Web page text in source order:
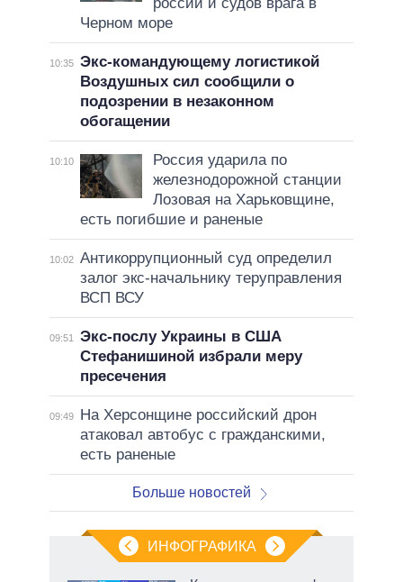
Черном море
10:35 Экс-командующему логистикой
Воздушных сил сообщили о
подозрении в незаконном
обогащении
10:10
Россия ударила по
железнодорожной станции
Лозовая на Харьковщине,
есть погибшие и раненые
10:02 Антикоррупционный суд определил
залог экс-начальнику теруправления
ВСП ВСУ
09:51
Экс-послу Украины в США
Стефанишиной избрали меру
пресечения
09:49
На Херсонщине российский дрон
атаковал автобус с гражданскими,
есть раненые
Больше новостей
ИНФОГРАФИКА